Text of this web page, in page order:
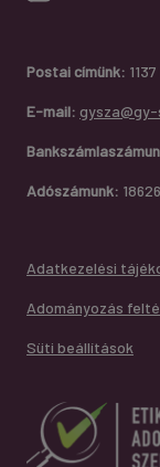
Postai címünk:
E-mail: gysza@gy-
Adószámunk:
Adatkezelési
Adományozás
Süti beállítások